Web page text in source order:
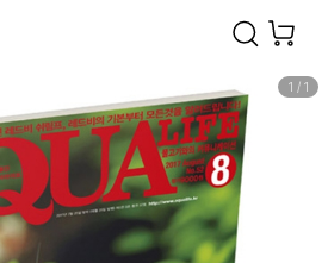
1 / 1